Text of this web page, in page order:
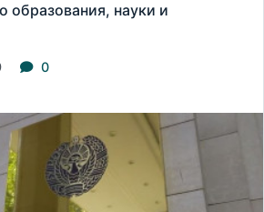
образования, науки и
0